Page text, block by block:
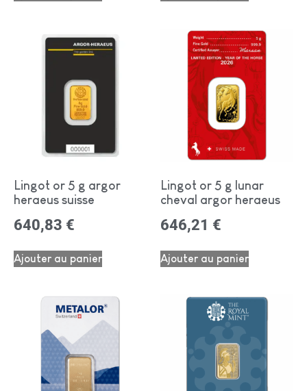
Lingot or 5 g argor
heraeus suisse
640,83 €
Ajouter au panier
Lingot or 5 g lunar
cheval argor heraeus
646,21 €
Ajouter au panier